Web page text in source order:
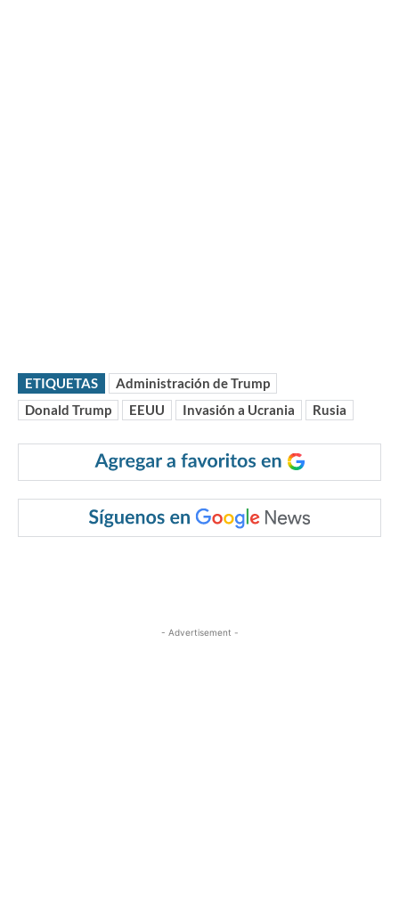
ETIQUETAS
Administración de Trump
Donald Trump
EEUU Invasión a Ucrania Rusia
- Advertisement -